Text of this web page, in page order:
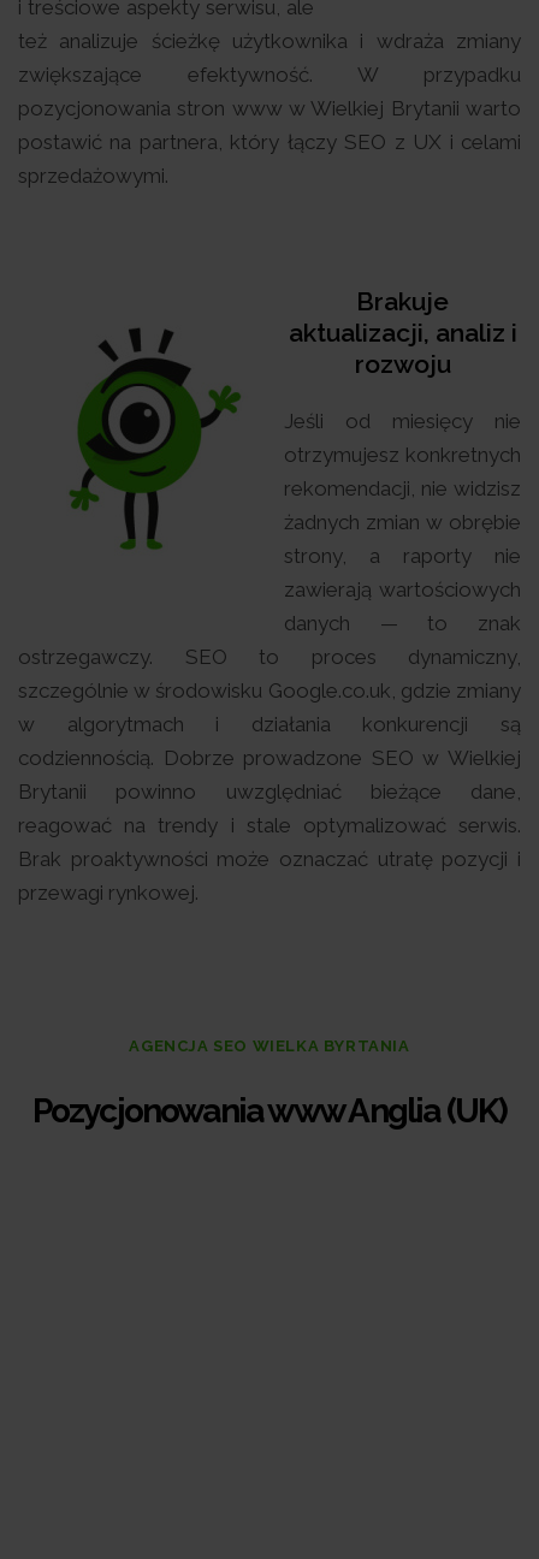
i treściowe aspekty serwisu, ale
też analizuje ścieżkę użytkownika i wdraża zmiany
zwiększające efektywność. W przypadku
pozycjonowania stron www w Wielkiej Brytanii warto
postawić na partnera, który łączy SEO z UX i celami
sprzedażowymi.
Brakuje
aktualizacji, analiz i
rozwoju
Jeśli od miesięcy nie
otrzymujesz konkretnych
rekomendacji, nie widzisz
żadnych zmian w obrębie
strony, a raporty nie
zawierają wartościowych
danych — to znak
ostrzegawczy. SEO to proces dynamiczny,
szczególnie w środowisku Google.co.uk, gdzie zmiany
w algorytmach i działania konkurencji są
codziennością. Dobrze prowadzone SEO w Wielkiej
Brytanii powinno uwzględniać bieżące dane,
reagować na trendy i stale optymalizować serwis.
Brak proaktywności może oznaczać utratę pozycji i
przewagi rynkowej.
AGENCJA SEO WIELKA BYRTANIA
Pozycjonowania www Anglia (UK)